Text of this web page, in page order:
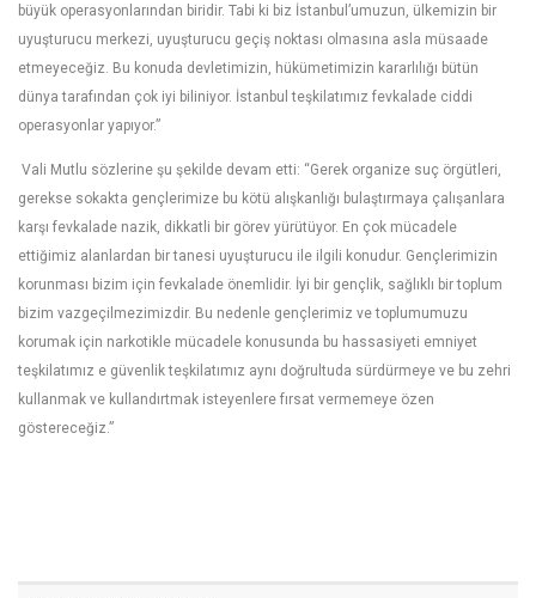
büyük operasyonlarından biridir. Tabi ki biz İstanbul’umuzun, ülkemizin bir
uyuşturucu merkezi, uyuşturucu geçiş noktası olmasına asla müsaade
etmeyeceğiz. Bu konuda devletimizin, hükümetimizin kararlılığı bütün
dünya tarafından çok iyi biliniyor. İstanbul teşkilatımız fevkalade ciddi
operasyonlar yapıyor.”
Vali Mutlu sözlerine şu şekilde devam etti: “Gerek organize suç örgütleri,
gerekse sokakta gençlerimize bu kötü alışkanlığı bulaştırmaya çalışanlara
karşı fevkalade nazik, dikkatli bir görev yürütüyor. En çok mücadele
ettiğimiz alanlardan bir tanesi uyuşturucu ile ilgili konudur. Gençlerimizin
korunması bizim için fevkalade önemlidir. İyi bir gençlik, sağlıklı bir toplum
bizim vazgeçilmezimizdir. Bu nedenle gençlerimiz ve toplumumuzu
korumak için narkotikle mücadele konusunda bu hassasiyeti emniyet
teşkilatımız e güvenlik teşkilatımız aynı doğrultuda sürdürmeye ve bu zehri
kullanmak ve kullandırtmak isteyenlere fırsat vermemeye özen
göstereceğiz.”